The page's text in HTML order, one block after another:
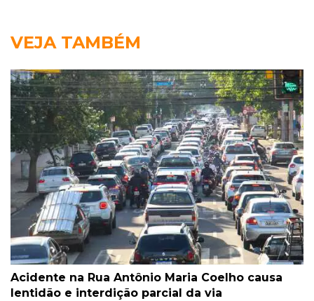
VEJA TAMBÉM
Acidente na Rua Antônio Maria Coelho causa
lentidão e interdição parcial da via